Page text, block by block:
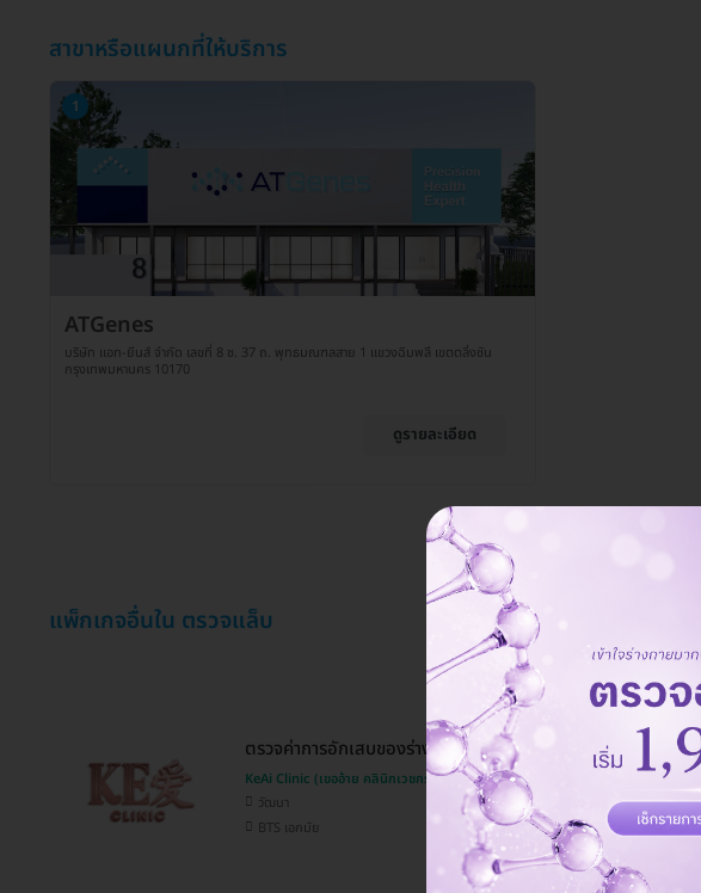
สาขาหรือแผนกที่ให้บริการ
1
ATGenes
บริษัท แอท-ยีนส์ จำกัด เลขที่ 8 ซ. 37 ถ. พุทธมณฑลสาย 1 แขวงฉิมพลี เขตตลิ่งชัน
กรุงเทพมหานคร 10170
ดูรายละเอียด
แพ็กเกจอื่นใน ตรวจแล็บ
ตรวจค่าการอักเสบของร่างกาย AA และ EPA (เจาะเลือด)
KeAi Clinic (เขออ้าย คลินิกเวชกรรม)
วัฒนา
BTS เอกมัย